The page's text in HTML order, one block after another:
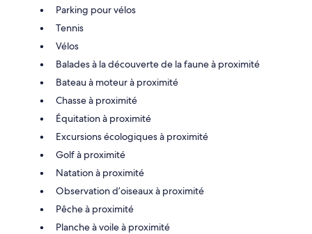
Parking pour vélos
Tennis
Vélos
Balades à la découverte de la faune à proximité
Bateau à moteur à proximité
Chasse à proximité
Équitation à proximité
Excursions écologiques à proximité
Golf à proximité
Natation à proximité
Observation d’oiseaux à proximité
Pêche à proximité
Planche à voile à proximité